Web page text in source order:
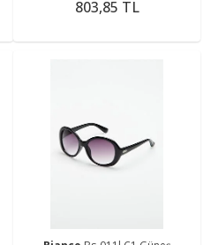
803,85 TL